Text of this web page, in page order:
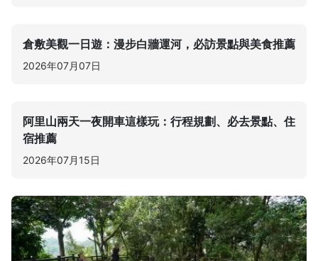
倉敷美觀一日遊：漫步白牆運河，必訪景點與美食推薦
2026年07月07日
阿里山兩天一夜開車這樣玩：行程規劃、必去景點、住
宿推薦
2026年07月15日